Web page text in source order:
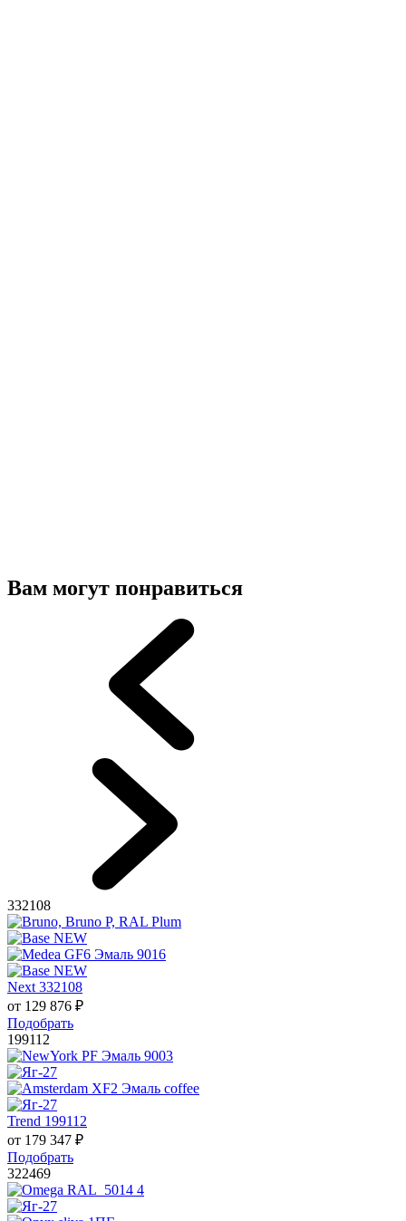
Вам могут понравиться
332108
Next 332108
от 129 876 ₽
Подобрать
199112
Trend 199112
от 179 347 ₽
Подобрать
322469